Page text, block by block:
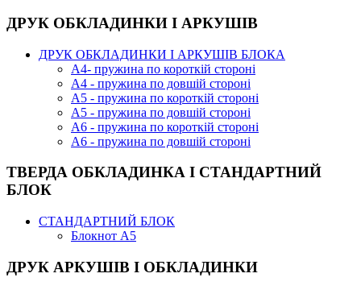
ДРУК ОБКЛАДИНКИ І АРКУШІВ
ДРУК ОБКЛАДИНКИ І АРКУШІВ БЛОКА
А4- пружина по короткій стороні
А4 - пружина по довшій стороні
А5 - пружина по короткій стороні
А5 - пружина по довшій стороні
А6 - пружина по короткій стороні
А6 - пружина по довшій стороні
ТВЕРДА ОБКЛАДИНКА І СТАНДАРТНИЙ
БЛОК
СТАНДАРТНИЙ БЛОК
Блокнот А5
ДРУК АРКУШІВ І ОБКЛАДИНКИ